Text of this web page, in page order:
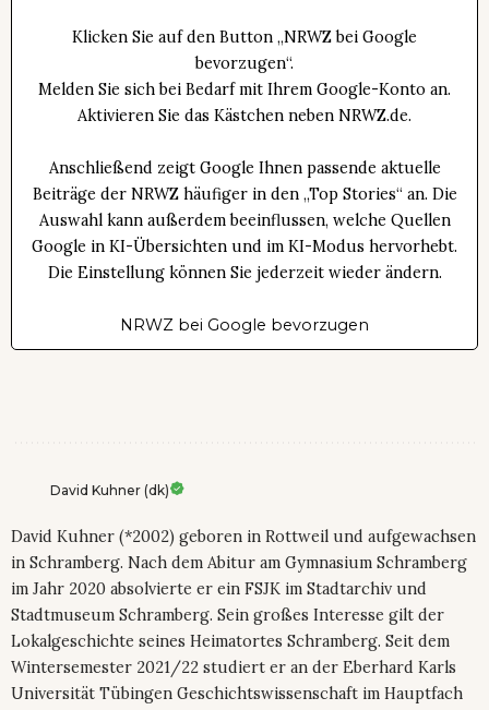
Klicken Sie auf den Button „NRWZ bei Google
bevorzugen“.
Melden Sie sich bei Bedarf mit Ihrem Google-Konto an.
Aktivieren Sie das Kästchen neben NRWZ.de.
Anschließend zeigt Google Ihnen passende aktuelle
Beiträge der NRWZ häufiger in den „Top Stories“ an. Die
Auswahl kann außerdem beeinflussen, welche Quellen
Google in KI-Übersichten und im KI-Modus hervorhebt.
Die Einstellung können Sie jederzeit wieder ändern.
NRWZ bei Google bevorzugen
David Kuhner (dk)
David Kuhner (*2002) geboren in Rottweil und aufgewachsen
in Schramberg. Nach dem Abitur am Gymnasium Schramberg
im Jahr 2020 absolvierte er ein FSJK im Stadtarchiv und
Stadtmuseum Schramberg. Sein großes Interesse gilt der
Lokalgeschichte seines Heimatortes Schramberg. Seit dem
Wintersemester 2021/22 studiert er an der Eberhard Karls
Universität Tübingen Geschichtswissenschaft im Hauptfach